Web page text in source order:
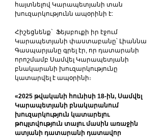
հայտնելով Կարապետյանի տան
խուզարկությունն ապօրինի է:
Հիշեցնենք`  Ֆեյսբուքի իր էջում
Կարապետյանի փաստաբանը՝ Լիաննա
Գասպարյանը գրել էր, որ դատարանի
որոշմամբ Սամվել Կարապետյանի
բնակարանի խուզարկությունը
կատարվել է ապօրինի։
«2025 թվականի հունիսի 18-ին, Սամվել
Կարապետյանի բնակարանում
խուզարկություն կատարելու
թույլտվություն տալու մասին առաջին
ատյանի դատարանի դատավոր